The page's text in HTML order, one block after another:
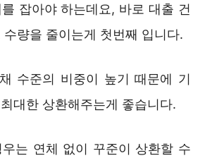
잡아야 하는데요, 바로 대출 건
수량을 줄이는게 첫번째 입니다.
수준의 비중이 높기 때문에 기
대한 상환해주는게 좋습니다.
는 연체 없이 꾸준이 상환할 수